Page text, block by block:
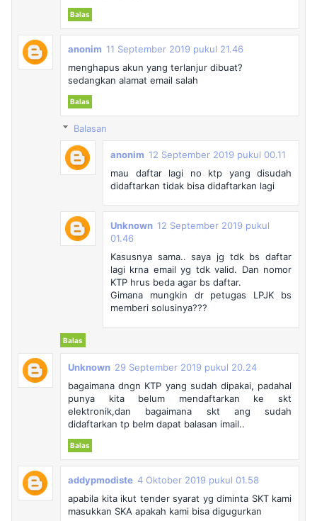
Balas
anonim 11 September 2019 pukul 21.46
menghapus akun yang terlanjur dibuat?
sedangkan alamat email salah
Balas
Balasan
anonim 12 September 2019 pukul 00.11
mau daftar lagi no ktp yang disudah
didaftarkan tidak bisa didaftarkan lagi
Unknown 12 September 2019 pukul
01.46
Kasusnya sama.. saya jg tdk bs daftar
lagi krna email yg tdk valid. Dan nomor
KTP hrus beda agar bs daftar.
Gimana mungkin dr petugas LPJK bs
memberi solusinya???
Balas
Unknown 29 September 2019 pukul 20.24
bagaimana dngn KTP yang sudah dipakai, padahal
punya kita belum mendaftarkan ke skt
elektronik,dan bagaimana skt ang sudah
didaftarkan tp belm dapat balasan imail..
Balas
addypmodiste 4 Oktober 2019 pukul 01.58
apabila kita ikut tender syarat yg diminta SKT kami
masukkan SKA apakah kami bisa digugurkan